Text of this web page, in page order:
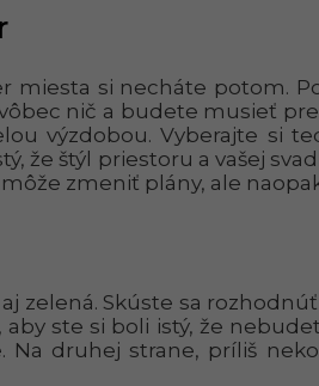
miesta si necháte potom.
nič a budete musieť
výzdobou. Vyberajte si
že štýl priestoru a vašej
zmeniť plány, ale
zelená. Skúste sa
ste si boli istý, že
Na druhej strane, príliš